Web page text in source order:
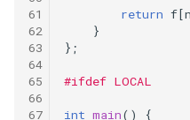
205
203
return f[n
}
};
#ifdef LOCAL
int main()
{